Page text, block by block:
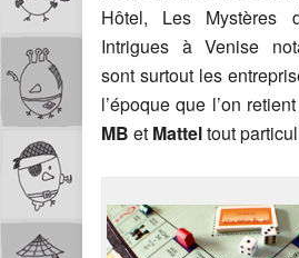
Hôtel, Les Mystères
Intrigues à Venise
sont surtout les
l’époque que l’on
MB et Matteltout